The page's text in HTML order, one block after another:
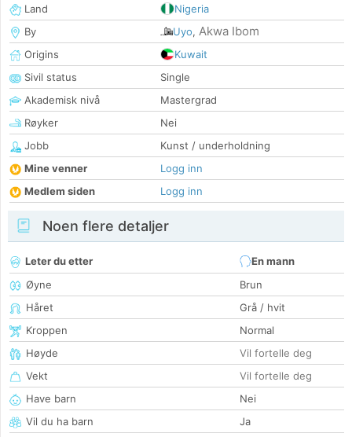
Land
Nigeria
By
Uyo, Akwa Ibom
Origins
Kuwait
Sivil status
Single
Akademisk nivå
Mastergrad
Røyker
Nei
Jobb
Kunst / underholdning
Mine venner
Logg inn
Medlem siden
Logg inn
Noen flere detaljer
Leter du etter
En mann
Øyne
Brun
Håret
Grå / hvit
Kroppen
Normal
Høyde
Vil fortelle deg
Vekt
Vil fortelle deg
Have barn
Nei
Vil du ha barn
Ja